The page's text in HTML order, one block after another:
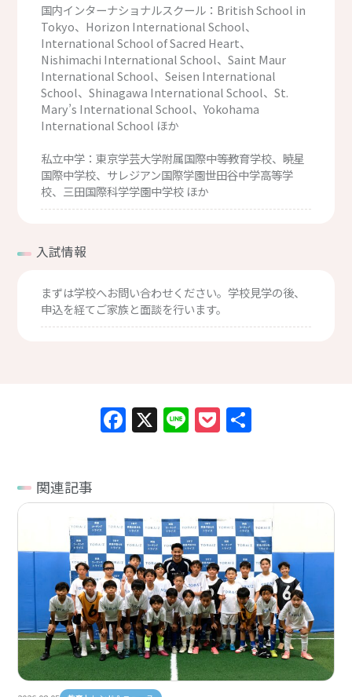
国内インターナショナルスクール：British School in
Tokyo、Horizon International School、
International School of Sacred Heart、
Nishimachi International School、Saint Maur
International School、Seisen International
School、Shinagawa International School、St.
Mary’s International School、Yokohama
International School ほか
私立中学：東京学芸大学附属国際中等教育学校、暁星
国際中学校、サレジアン国際学園世田谷中学高等学
校、三田国際科学学園中学校 ほか
入試情報
まずは学校へお問い合わせください。学校見学の後、
申込を経てご家族と面談を行います。
Facebook
X LinePocket
関連記事